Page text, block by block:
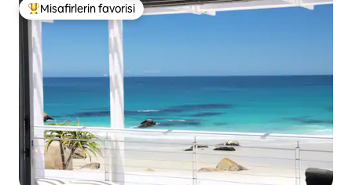
Misafirlerin favorilerinden en beğenilenler arasında
Misafirlerin favorisi